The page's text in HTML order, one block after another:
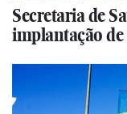
Secretaria de
implantação